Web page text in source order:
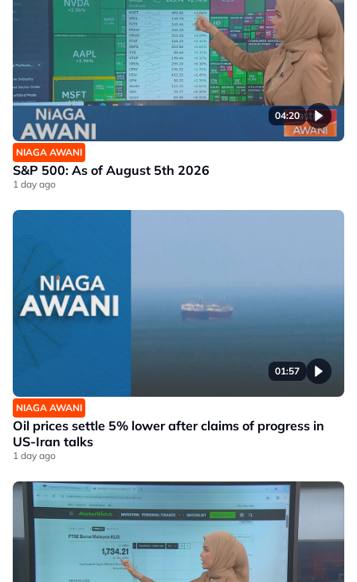
04:20
NIAGA AWANI
S&P 500: As of August 5th 2026
1 day ago
01:57
NIAGA AWANI
Oil prices settle 5% lower after claims of progress in
US-Iran talks
1 day ago